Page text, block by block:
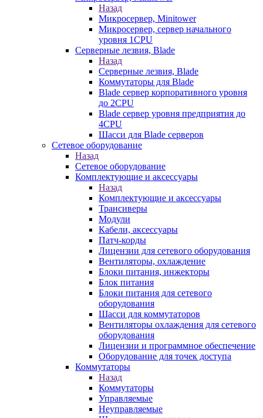
Назад
Микросервер, Minitower
Микросервер, сервер начального
уровня 1CPU
Серверные лезвия, Blade
Назад
Серверные лезвия, Blade
Коммутаторы для Blade
Blade сервер корпоративного уровня
до 2CPU
Blade сервер уровня предприятия до
4CPU
Шасси для Blade серверов
Сетевое оборудование
Назад
Сетевое оборудование
Комплектующие и аксессуары
Назад
Комплектующие и аксессуары
Трансиверы
Модули
Кабели, аксессуары
Патч-корды
Лицензии для сетевого оборудования
Вентиляторы, охлаждение
Блоки питания, инжекторы
Блок питания
Блоки питания для сетевого
оборудования
Шасси для коммутаторов
Вентиляторы охлаждения для сетевого
оборудования
Лицензии и программное обеспечение
Оборудование для точек доступа
Коммутаторы
Назад
Коммутаторы
Управляемые
Неуправляемые